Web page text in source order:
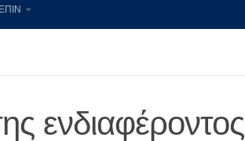
ενδιαφέροντος